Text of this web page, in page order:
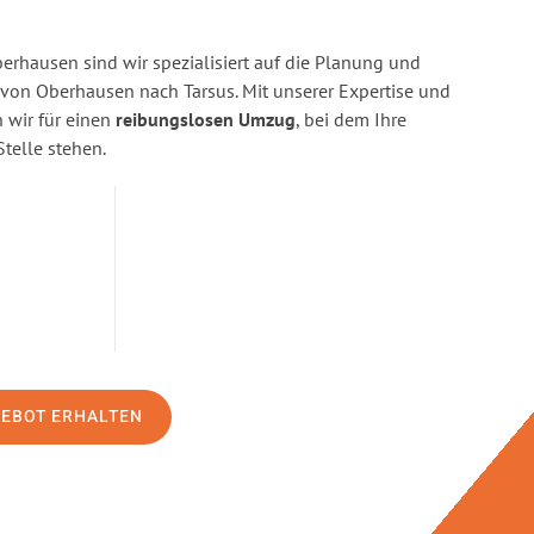
sind wir spezialisiert auf die Planung und
Oberhausen nach Tarsus. Mit unserer Expertise und
wir für einen reibungslosen Umzug, bei dem Ihre
stehen.
ERHALTEN